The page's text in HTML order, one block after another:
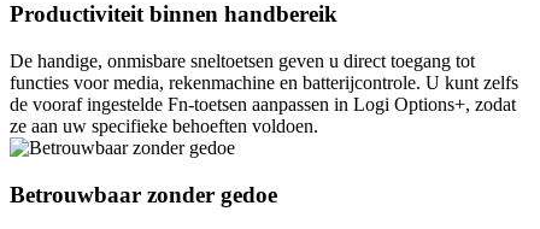
Productiviteit binnen handbereik
De handige, onmisbare sneltoetsen geven u direct toegang tot
functies voor media, rekenmachine en batterijcontrole. U kunt zelfs
de vooraf ingestelde Fn-toetsen aanpassen in Logi Options+, zodat
ze aan uw specifieke behoeften voldoen.
Betrouwbaar zonder gedoe